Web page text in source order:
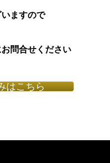
ますので
問合せください
はこちら